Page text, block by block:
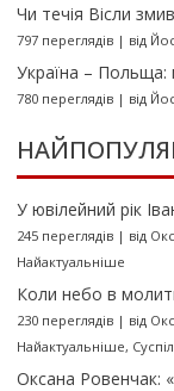
Чи течія Вісли
797 переглядів| від
Україна – Польща:
780 переглядів| від
У ювілейний рік
245 переглядів| від
Найактуальніше
Коли небо в
230 переглядів| від
Найактуальніше,
Оксана Ровенчак: